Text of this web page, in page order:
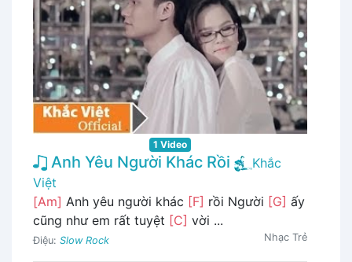
1 Video
Anh Yêu Người Khác Rồi
Khắc
Việt
[Am] Anh yêu người khác [F] rồi Người [G] ấy
cũng như em rất tuyệt [C] vời ...
Điệu: Slow Rock Nhạc Trẻ